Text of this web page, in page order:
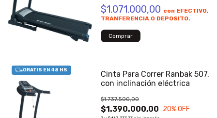
$1.071.000,00 con EFECTIVO,
TRANFERENCIA O DEPOSITO.
Cinta Para Correr Ranbak 507,
con inclinación eléctrica
$1.390.000,00
$1.737.500,00
20% OFF